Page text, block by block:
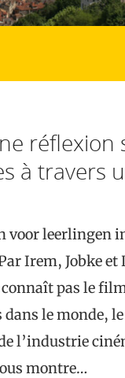
réflexion
à travers
voor leerlingen
Irem, Jobke et
pas le
le monde,
l’industrie
montre…